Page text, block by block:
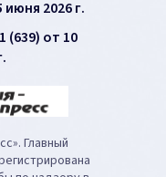
июня 2026 г.
(639) от 10
Главный